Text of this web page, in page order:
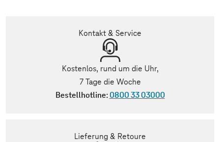
Kontakt & Service
Kostenlos, rund um die Uhr,
7 Tage die Woche
Bestellhotline:0800 33 03000
Lieferung & Retoure